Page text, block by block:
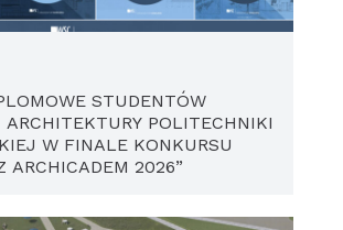
STUDENTÓW
ARCHITEKTURY POLITECHNIKI
W FINALE KONKURSU
ARCHICADEM 2026”